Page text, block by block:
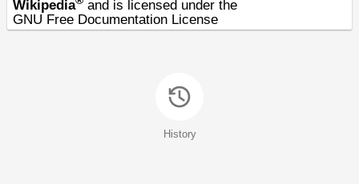
Wikipedia
and is licensed under the
GNU Free Documentation License
History